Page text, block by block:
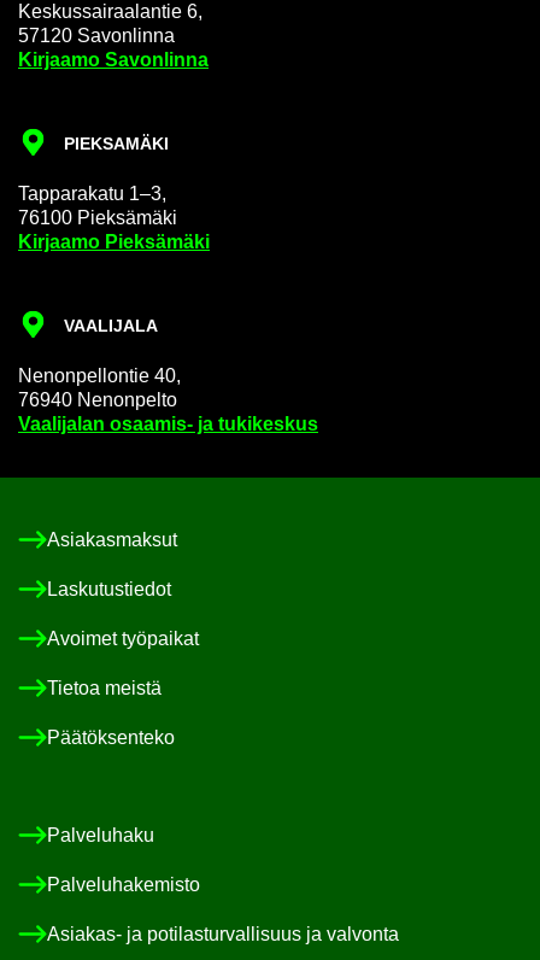
Kes­kus­sai­raa­lan­tie 6,
57120 Sa­von­lin­na
Kir­jaa­mo Sa­von­lin­na
PIEK­SA­MÄ­KI
Tap­pa­ra­ka­tu 1–3,
76100 Piek­sä­mä­ki
Kir­jaa­mo Piek­sä­mä­ki
VAA­LI­JA­LA
Ne­non­pel­lon­tie 40,
76940 Ne­non­pel­to
Vaa­li­ja­lan osaamis-​ ja tu­ki­kes­kus
Asia­kas­mak­sut
Las­ku­tus­tie­dot
Avoi­met työ­pai­kat
Tie­toa meis­tä
Pää­tök­sen­te­ko
Pal­ve­lu­ha­ku
Pal­ve­lu­ha­ke­mis­to
Asiakas-​ ja po­ti­las­tur­val­li­suus ja val­von­ta